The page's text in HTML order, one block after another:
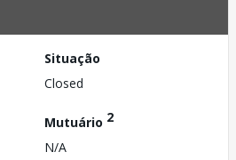
Situação
Closed
Mutuário 2
N/A